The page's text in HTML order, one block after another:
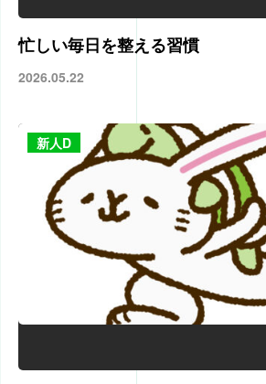
忙しい毎日を整える習慣
2026.05.22
新人D